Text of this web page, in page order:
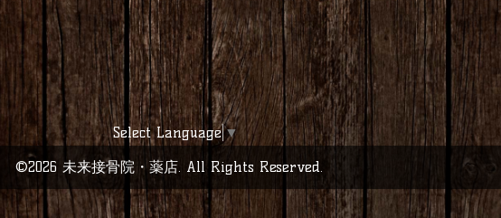
Select Language▼
©2026 未来接骨院・薬店. All Rights Reserved.